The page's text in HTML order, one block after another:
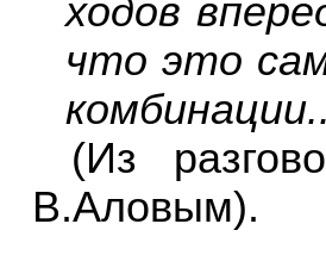
ходов
что это
(Из
В.Аловым).